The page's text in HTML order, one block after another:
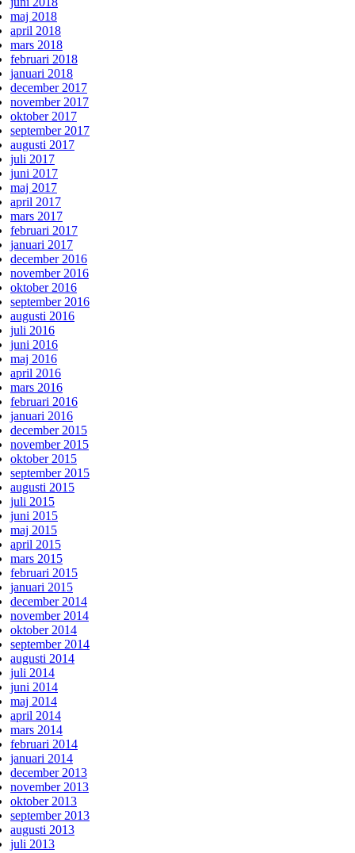
maj 2018
april 2018
mars 2018
februari 2018
januari 2018
december 2017
november 2017
oktober 2017
september 2017
augusti 2017
juli 2017
juni 2017
maj 2017
april 2017
mars 2017
februari 2017
januari 2017
december 2016
november 2016
oktober 2016
september 2016
augusti 2016
juli 2016
juni 2016
maj 2016
april 2016
mars 2016
februari 2016
januari 2016
december 2015
november 2015
oktober 2015
september 2015
augusti 2015
juli 2015
juni 2015
maj 2015
april 2015
mars 2015
februari 2015
januari 2015
december 2014
november 2014
oktober 2014
september 2014
augusti 2014
juli 2014
juni 2014
maj 2014
april 2014
mars 2014
februari 2014
januari 2014
december 2013
november 2013
oktober 2013
september 2013
augusti 2013
juli 2013